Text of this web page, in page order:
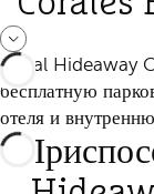
Royal Hideaway
бесплатную
отеля и